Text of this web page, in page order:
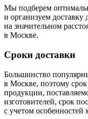
Мы подберем
и организуем
на значительном
в Москве.
Сроки доставки
Большинство
в Москве, поэтому срок
продукции,
изготовителей, срок
с учетом